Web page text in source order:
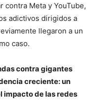
contra Meta y YouTube,
adictivos dirigidos a
llegaron a un
caso.
contra gigantes
creciente: un
impacto de las redes